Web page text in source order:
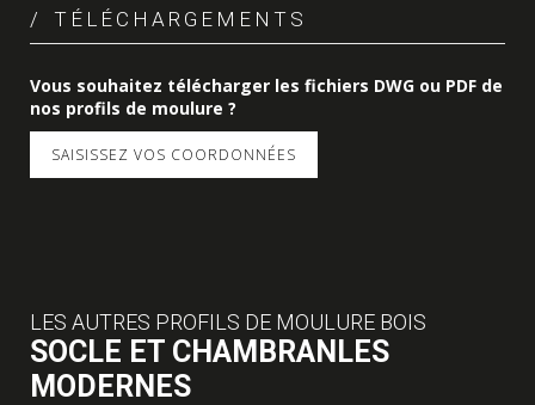
TÉLÉCHARGEMENTS
Vous souhaitez télécharger les fichiers DWG ou PDF de
nos profils de moulure ?
SAISISSEZ VOS COORDONNÉES
LES AUTRES PROFILS DE MOULURE BOIS
SOCLE ET CHAMBRANLES
MODERNES